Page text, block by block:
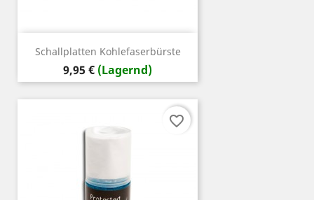
Schallplatten Kohlefaserbürste
Preis
9,95 € (Lagernd)
favorite_border